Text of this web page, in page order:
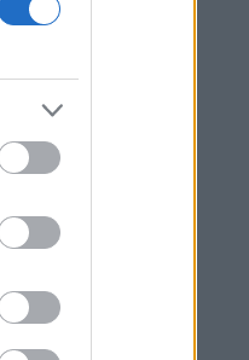
οικονομίας και οι κίνδυνοι της
επενδυτικής έκρηξης
εξουσίας εκθέτει τη χώρα
Δικαστικό μπλόκο στην
του Τραμπ στο Λευκό Οίκο
Μπάρκιν (Fed): «Τα στοιχεία
αγορά εργασίας
Καταβλήθηκαν 33,58 εκατ.
67.746 δικαιούχους για την
λιπασμάτων